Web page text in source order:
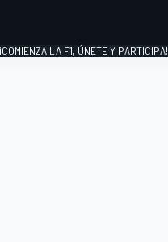
¡COMIENZA LA F1, ÚNETE Y PARTICIPA!